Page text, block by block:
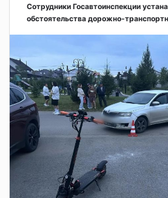
Сотрудники Госавтоинспекции
обстоятельства дорожно-